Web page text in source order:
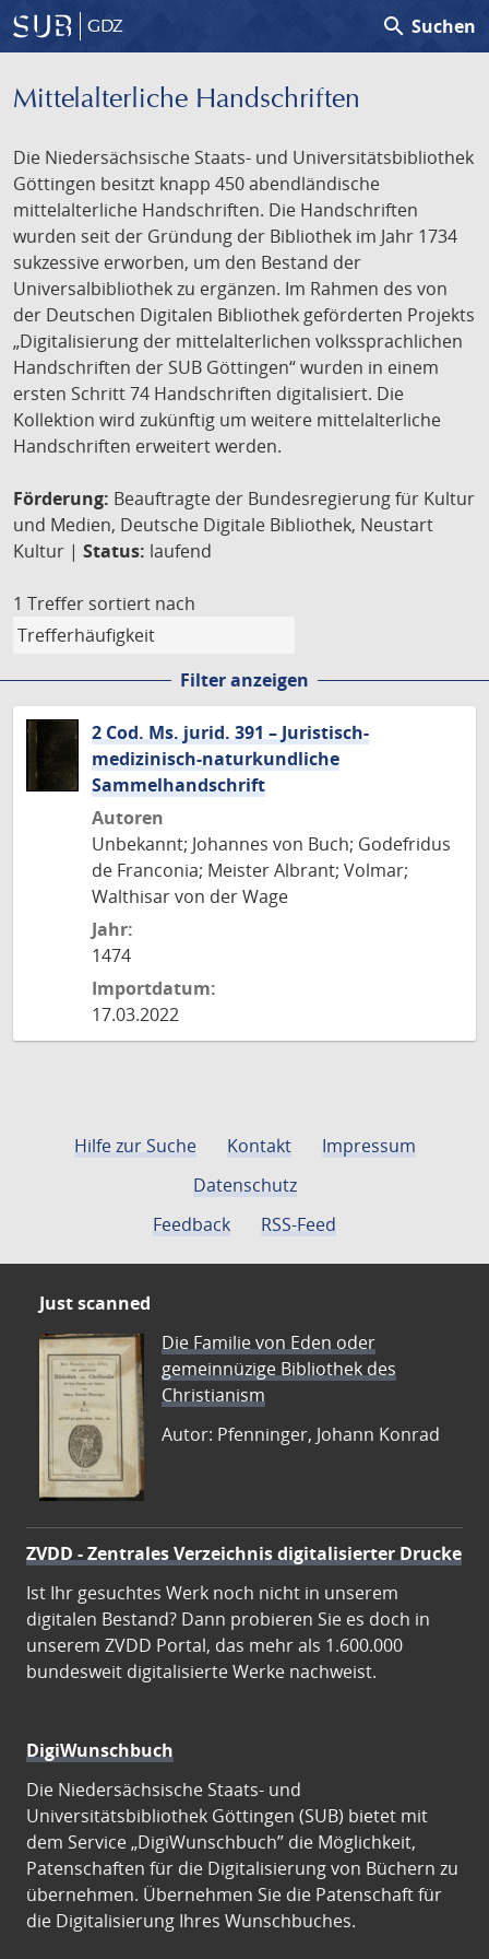
GDZ search Suchen
Mittelalterliche Handschriften
Die Niedersächsische Staats- und Universitätsbibliothek
Göttingen besitzt knapp 450 abendländische
mittelalterliche Handschriften. Die Handschriften
wurden seit der Gründung der Bibliothek im Jahr 1734
sukzessive erworben, um den Bestand der
Universalbibliothek zu ergänzen. Im Rahmen des von
der Deutschen Digitalen Bibliothek geförderten Projekts
„Digitalisierung der mittelalterlichen volkssprachlichen
Handschriften der SUB Göttingen“ wurden in einem
ersten Schritt 74 Handschriften digitalisiert. Die
Kollektion wird zukünftig um weitere mittelalterliche
Handschriften erweitert werden.
Förderung: Beauftragte der Bundesregierung für Kultur
und Medien, Deutsche Digitale Bibliothek, Neustart
Kultur | Status: laufend
1 Treffer sortiert nach
Filter anzeigen
2 Cod. Ms. jurid. 391 – Juristisch-
medizinisch-naturkundliche
Sammelhandschrift
Autoren
Unbekannt; Johannes von Buch; Godefridus
de Franconia; Meister Albrant; Volmar;
Walthisar von der Wage
Jahr:
1474
Importdatum:
17.03.2022
Hilfe zur Suche Kontakt
Impressum
Datenschutz
Feedback
RSS-Feed
Just scanned
Die Familie von Eden oder
gemeinnüzige Bibliothek des
Christianism
Autor: Pfenninger, Johann Konrad
ZVDD - Zentrales Verzeichnis digitalisierter Drucke
Ist Ihr gesuchtes Werk noch nicht in unserem
digitalen Bestand? Dann probieren Sie es doch in
unserem ZVDD Portal, das mehr als 1.600.000
bundesweit digitalisierte Werke nachweist.
DigiWunschbuch
Die Niedersächsische Staats- und
Universitätsbibliothek Göttingen (SUB) bietet mit
dem Service „DigiWunschbuch” die Möglichkeit,
Patenschaften für die Digitalisierung von Büchern zu
übernehmen. Übernehmen Sie die Patenschaft für
die Digitalisierung Ihres Wunschbuches.